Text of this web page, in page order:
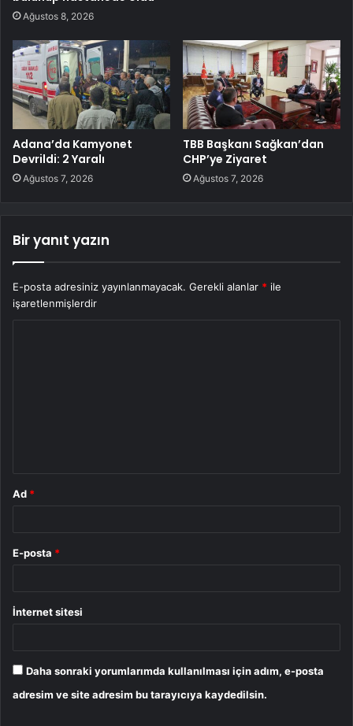
Ağustos 8, 2026
Adana’da Kamyonet
Devrildi: 2 Yaralı
Ağustos 7, 2026
TBB Başkanı Sağkan’dan
CHP’ye Ziyaret
Ağustos 7, 2026
Bir yanıt yazın
E-posta adresiniz yayınlanmayacak. Gerekli alanlar * ile
işaretlenmişlerdir
Ad *
E-posta *
İnternet sitesi
Daha sonraki yorumlarımda kullanılması için adım, e-posta
adresim ve site adresim bu tarayıcıya kaydedilsin.